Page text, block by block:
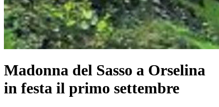
Madonna del Sasso a Orselina
in festa il primo settembre